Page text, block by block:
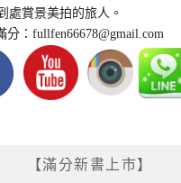
處賞景美拍的旅人。
分：fullfen66678@gmail.com
【滿分新書上市】